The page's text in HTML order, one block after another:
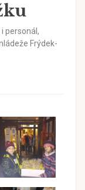
personál,
Frýdek-